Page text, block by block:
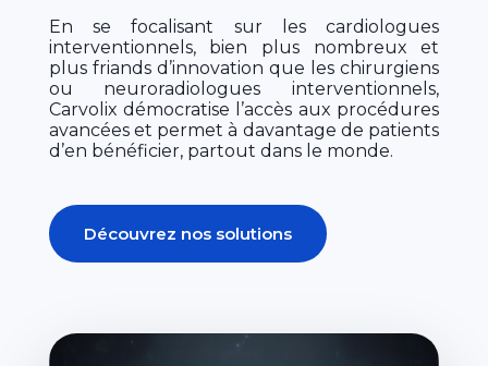
En se focalisant sur les cardiologues
interventionnels, bien plus nombreux et
plus friands d’innovation que les chirurgiens
ou neuroradiologues interventionnels,
Carvolix démocratise l’accès aux procédures
avancées et permet à davantage de patients
d’en bénéficier, partout dans le monde.
Découvrez nos solutions